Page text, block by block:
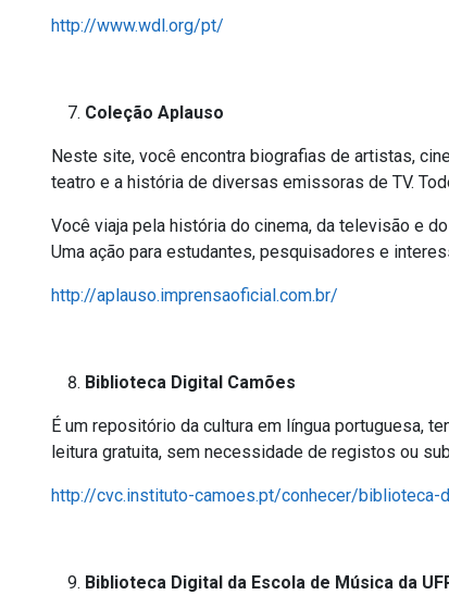
http://www.wdl.org/pt/
Coleção Aplauso
Neste site, você encontra biografias de artistas,
teatro e a história de diversas emissoras de TV.
Você viaja pela história do cinema, da televisão e
Uma ação para estudantes, pesquisadores e
http://aplauso.imprensaoficial.com.br/
Biblioteca Digital Camões
É um repositório da cultura em língua portuguesa,
leitura gratuita, sem necessidade de registos ou
http://cvc.instituto-camoes.pt/conhecer/biblioteca-
Biblioteca Digital da Escola de Música da